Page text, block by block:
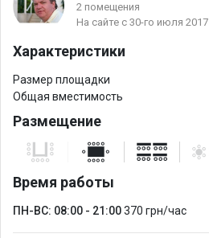
2 помещения
На сайте с 30-го июля 2017
Характеристики
Размер площадки
Общая вместимость
Размещение
Время работы
ПН-ВС: 08:00 - 21:00370 грн/час